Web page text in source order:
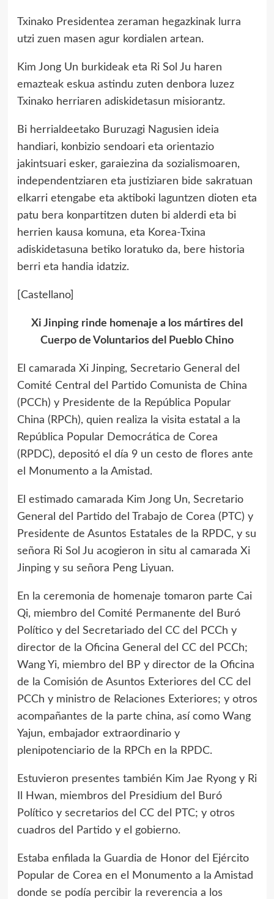
Txinako Presidentea zeraman hegazkinak lurra
utzi zuen masen agur kordialen artean.
Kim Jong Un burkideak eta Ri Sol Ju haren
emazteak eskua astindu zuten denbora luzez
Txinako herriaren adiskidetasun misiorantz.
Bi herrialdeetako Buruzagi Nagusien ideia
handiari, konbizio sendoari eta orientazio
jakintsuari esker, garaiezina da sozialismoaren,
independentziaren eta justiziaren bide sakratuan
elkarri etengabe eta aktiboki laguntzen dioten eta
patu bera konpartitzen duten bi alderdi eta bi
herrien kausa komuna, eta Korea-Txina
adiskidetasuna betiko loratuko da, bere historia
berri eta handia idatziz.
[Castellano]
Xi Jinping rinde homenaje a los mártires del
Cuerpo de Voluntarios del Pueblo Chino
El camarada Xi Jinping, Secretario General del
Comité Central del Partido Comunista de China
(PCCh) y Presidente de la República Popular
China (RPCh), quien realiza la visita estatal a la
República Popular Democrática de Corea
(RPDC), depositó el día 9 un cesto de flores ante
el Monumento a la Amistad.
El estimado camarada Kim Jong Un, Secretario
General del Partido del Trabajo de Corea (PTC) y
Presidente de Asuntos Estatales de la RPDC, y su
señora Ri Sol Ju acogieron in situ al camarada Xi
Jinping y su señora Peng Liyuan.
En la ceremonia de homenaje tomaron parte Cai
Qi, miembro del Comité Permanente del Buró
Político y del Secretariado del CC del PCCh y
director de la Oficina General del CC del PCCh;
Wang Yi, miembro del BP y director de la Oficina
de la Comisión de Asuntos Exteriores del CC del
PCCh y ministro de Relaciones Exteriores; y otros
acompañantes de la parte china, así como Wang
Yajun, embajador extraordinario y
plenipotenciario de la RPCh en la RPDC.
Estuvieron presentes también Kim Jae Ryong y Ri
Il Hwan, miembros del Presidium del Buró
Político y secretarios del CC del PTC; y otros
cuadros del Partido y el gobierno.
Estaba enfilada la Guardia de Honor del Ejército
Popular de Corea en el Monumento a la Amistad
donde se podía percibir la reverencia a los